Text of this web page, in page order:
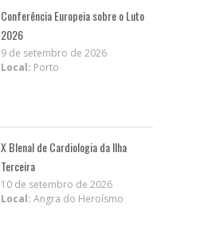
Conferência Europeia sobre o Luto
2026
9 de setembro de 2026
Local: Porto
X BIenal de Cardiologia da Ilha
Terceira
10 de setembro de 2026
Local: Angra do Heroísmo